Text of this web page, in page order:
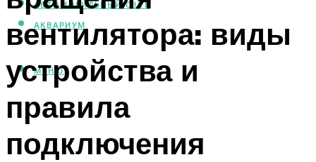
АВТОМОБИЛЬНЫЙ СВЕТ
АКВАРИУМ
МЕНЮ
вентилятора: виды
устройства и
правила
подключения